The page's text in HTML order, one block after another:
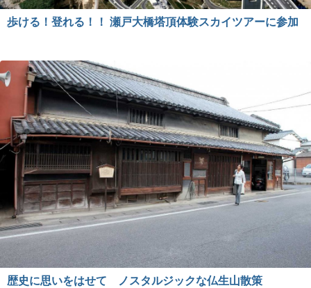
歩ける！登れる！！ 瀬戸大橋塔頂体験スカイツアーに参加
歴史に思いをはせて ノスタルジックな仏生山散策